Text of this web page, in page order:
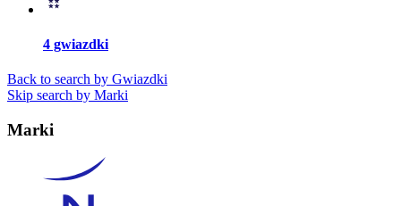
4 gwiazdki
Back to search by Gwiazdki
Skip search by Marki
Marki